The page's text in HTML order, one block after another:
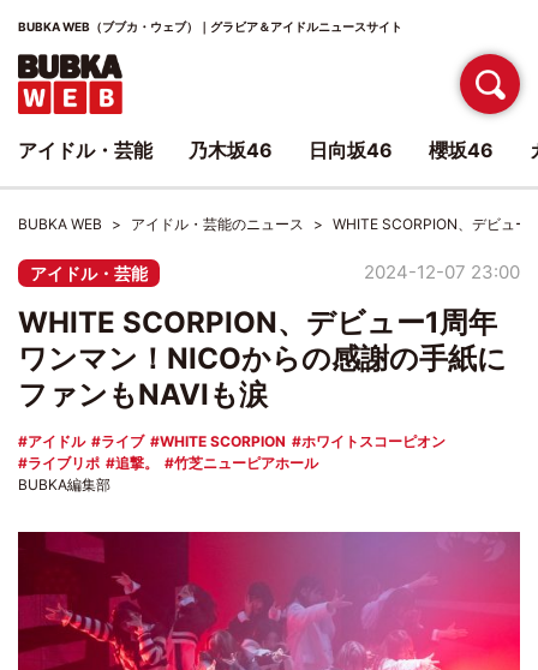
BUBKA WEB（ブブカ・ウェブ）｜グラビア＆アイドルニュースサイト
BUBKA WEB アイドル・芸能のニュース WHITE SCORPION、デビュー
アイドル・芸能 2024-12-07 23:00
WHITE SCORPION、デビュー1周年
ワンマン！NICOからの感謝の手紙に
ファンもNAVIも涙
アイドル ライブ WHITE SCORPION
ホワイトスコーピオン
ライブリポ
追撃。
竹芝ニューピアホール
BUBKA編集部
アイドル・芸能 乃木坂46 日向坂46 櫻坂46